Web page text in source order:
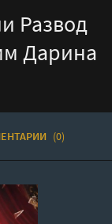
Развод
Дарина
(0)